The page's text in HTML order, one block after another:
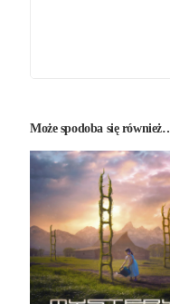
Może spodoba się